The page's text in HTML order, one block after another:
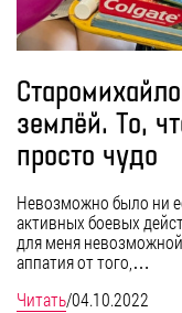
землёй. То,
просто чудо
Невозможно было ни
активных боевых
для меня
аппатия от того,…
Читать/04.10.2022